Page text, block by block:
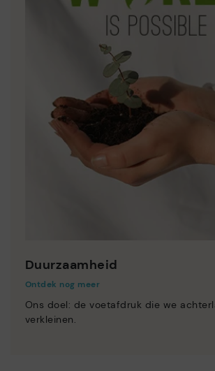
Duurzaamheid
Ontdek nog meer
Ons doel: de voetafdruk die we
verkleinen.